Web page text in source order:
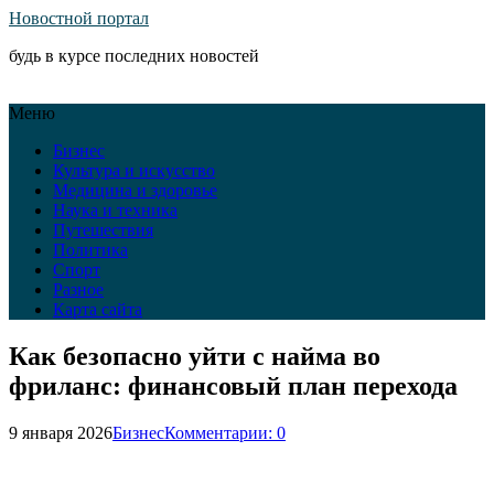
Новостной портал
будь в курсе последних новостей
Меню
Бизнес
Культура и искусство
Медицина и здоровье
Наука и техника
Путешествия
Политика
Спорт
Разное
Карта сайта
Как безопасно уйти с найма во
фриланс: финансовый план перехода
9 января 2026БизнесКомментарии: 0